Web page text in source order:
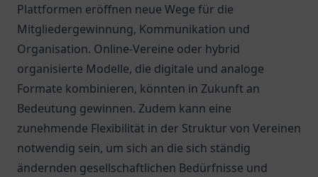
Plattformen eröffnen neue Wege für die
Mitgliedergewinnung, Kommunikation und
Organisation. Online-Vereine oder hybrid
organisierte Modelle, die digitale und analoge
Formate kombinieren, könnten in Zukunft an
Bedeutung gewinnen. Zudem kann eine
zunehmende Flexibilität in der Struktur von Vereinen
notwendig sein, um sich an die sich ständig
ändernden gesellschaftlichen Bedürfnisse und